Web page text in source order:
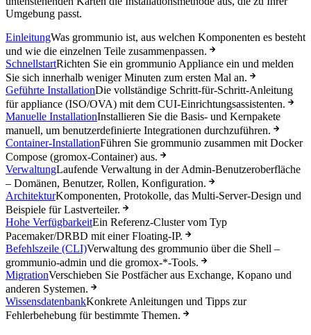
Umgebung passt.
EinleitungWas grommunio ist, aus welchen Komponenten es besteht
und wie die einzelnen Teile zusammenpassen.
SchnellstartRichten Sie ein grommunio Appliance ein und melden
Sie sich innerhalb weniger Minuten zum ersten Mal an.
Geführte InstallationDie vollständige Schritt-für-Schritt-Anleitung
für appliance (ISO/OVA) mit dem CUI-Einrichtungsassistenten.
Manuelle InstallationInstallieren Sie die Basis- und Kernpakete
manuell, um benutzerdefinierte Integrationen durchzuführen.
Container-InstallationFühren Sie grommunio zusammen mit Docker
Compose (gromox-Container) aus.
VerwaltungLaufende Verwaltung in der Admin-Benutzeroberfläche
– Domänen, Benutzer, Rollen, Konfiguration.
ArchitekturKomponenten, Protokolle, das Multi-Server-Design und
Beispiele für Lastverteiler.
Hohe VerfügbarkeitEin Referenz-Cluster vom Typ
Pacemaker/DRBD mit einer Floating-IP.
Befehlszeile (CLI)Verwaltung des grommunio über die Shell –
grommunio-admin und die gromox-*-Tools.
MigrationVerschieben Sie Postfächer aus Exchange, Kopano und
anderen Systemen.
WissensdatenbankKonkrete Anleitungen und Tipps zur
Fehlerbehebung für bestimmte Themen.